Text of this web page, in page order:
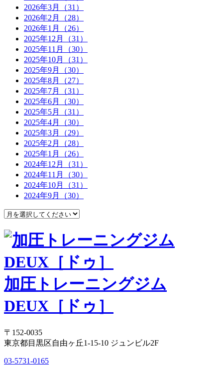
2026年3月（31）
2026年2月（28）
2026年1月（26）
2025年12月（31）
2025年11月（30）
2025年10月（31）
2025年9月（30）
2025年8月（27）
2025年7月（31）
2025年6月（30）
2025年5月（31）
2025年4月（30）
2025年3月（29）
2025年2月（28）
2025年1月（26）
2024年12月（31）
2024年11月（30）
2024年10月（31）
2024年9月（30）
加圧トレーニングジム
DEUX［ドゥ］
〒152-0035
東京都目黒区自由ヶ丘1-15-10 ジュンビル2F
03-5731-0165